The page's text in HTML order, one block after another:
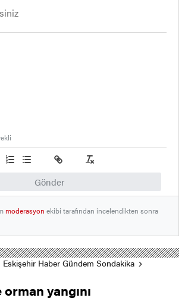
Gönder
moderasyon ekibi tarafından incelendikten sonra
Eskişehir Haber Gündem Sondakika
yangını